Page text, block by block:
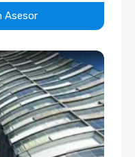
Asesor